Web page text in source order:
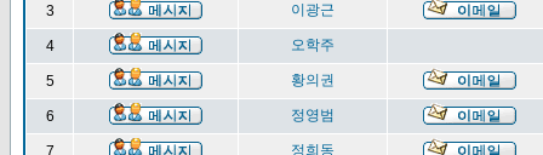
3 이광근
4 오학주
5 황의권
6 정영범
7 정희동